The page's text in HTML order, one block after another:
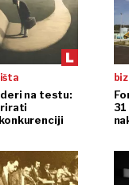
na testu:
31